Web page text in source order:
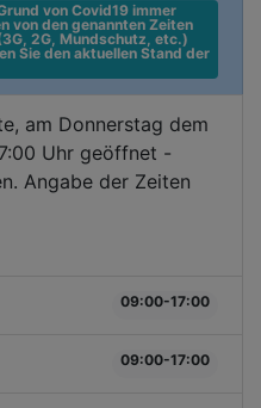
von Covid19 immer
von den genannten Zeiten
2G, Mundschutz, etc.)
Sie den aktuellen Stand der
am Donnerstag dem
Uhr geöffnet -
Angabe der Zeiten
09:00-17:00
09:00-17:00